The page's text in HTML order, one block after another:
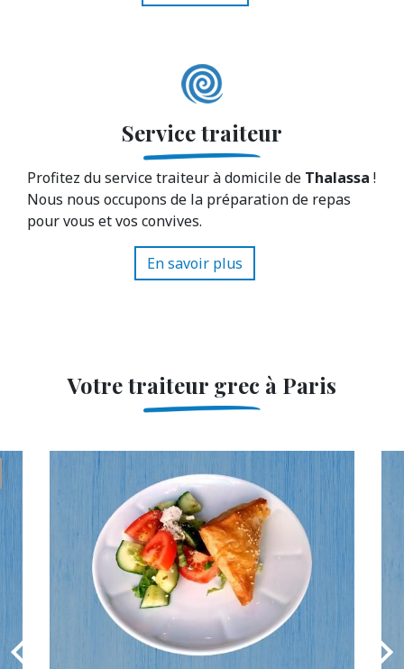
Service traiteur
Profitez du service traiteur à domicile de Thalassa !
Nous nous occupons de la préparation de repas
pour vous et vos convives.
En savoir plus
Votre traiteur grec à Paris